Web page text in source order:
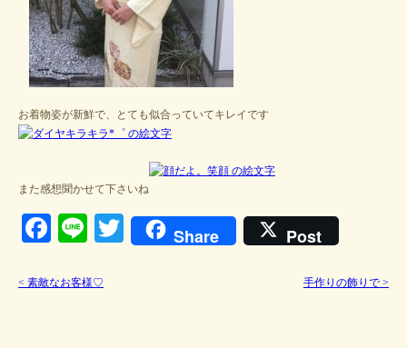
お着物姿が新鮮で、とても似合っていてキレイです
また感想聞かせて下さいね
Facebook
LineTwitter
Share Post
< 素敵なお客様♡ 手作りの飾りで >